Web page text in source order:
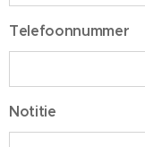
Telefoonnummer
Notitie